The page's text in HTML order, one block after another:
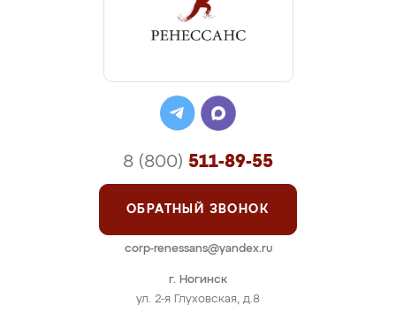
г. Ногинск
ул. 2-я Глуховская, д.8
8 (800) 511-89-55
ОБРАТНЫЙ ЗВОНОК
corp-renessans@yandex.ru